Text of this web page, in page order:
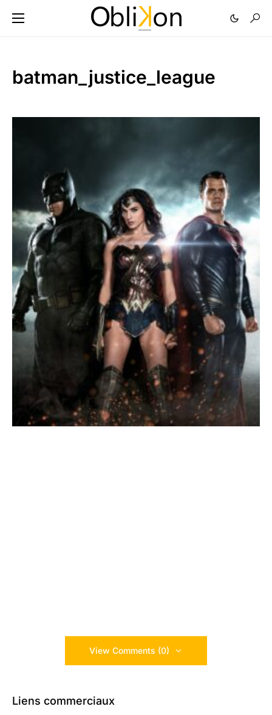
batman_justice_league
View Comments (0)
Liens commerciaux